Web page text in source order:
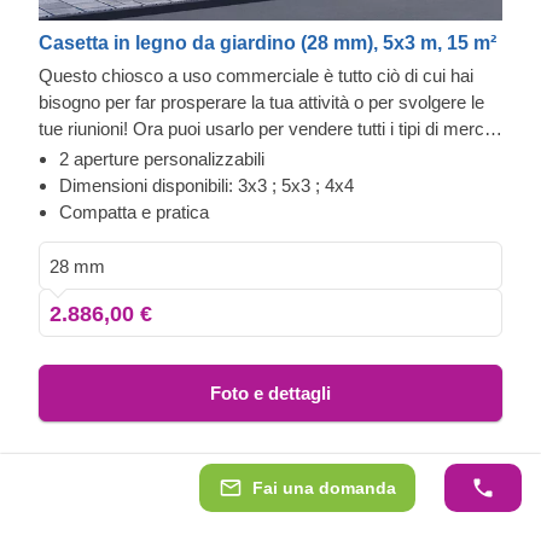
Casetta in legno da giardino (28 mm), 5x3 m, 15 m²
Questo chiosco a uso commerciale è tutto ciò di cui hai
bisogno per far prosperare la tua attività o per svolgere le
tue riunioni! Ora puoi usarlo per vendere tutti i tipi di merce
o per promuovere le tue offerte speciali. Progetta questo
chiosco nel modo che ti rappresenta al meglio e attira i tuoi
clienti con profumi che stuzzicano i sensi o un aspetto
per migliorare la tua ospitalità e l'atmosfera delle tue feste
in giardino. Qualsiasi sia la tua scelta, preparati per una fila
di clienti in ammirazione!
2 aperture personalizzabili
Dimensioni disponibili: 3x3 ; 5x3 ; 4x4
Compatta e pratica
28 mm
2.886,00 €
Foto e dettagli
Consegna 3 - 5 settimane
Fai una domanda